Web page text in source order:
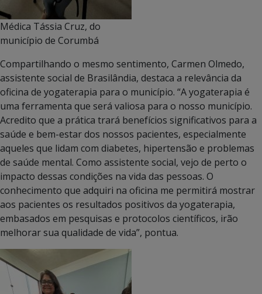
Médica Tássia Cruz, do
município de Corumbá
Compartilhando o mesmo sentimento, Carmen Olmedo,
assistente social de Brasilândia, destaca a relevância da
oficina de yogaterapia para o município. “A yogaterapia é
uma ferramenta que será valiosa para o nosso município.
Acredito que a prática trará benefícios significativos para a
saúde e bem-estar dos nossos pacientes, especialmente
aqueles que lidam com diabetes, hipertensão e problemas
de saúde mental. Como assistente social, vejo de perto o
impacto dessas condições na vida das pessoas. O
conhecimento que adquiri na oficina me permitirá mostrar
aos pacientes os resultados positivos da yogaterapia,
embasados em pesquisas e protocolos científicos, irão
melhorar sua qualidade de vida”, pontua.